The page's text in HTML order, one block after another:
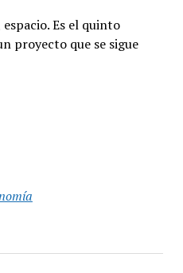
Es el quinto
proyecto que se sigue